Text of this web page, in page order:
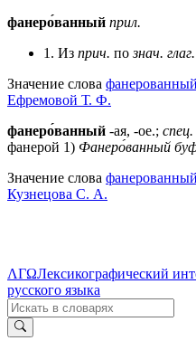
фанеро́ванный прил.
1. Из прич. познач. глаг.
Значение слова
Ефремовой Т. Ф.
фанеро́ванный -ая, -ое.; спец.
фанерой 1) Фанеро́ванный
Значение слова
Кузнецова С. А.
ΛΓΩЛексикографический
русского языка